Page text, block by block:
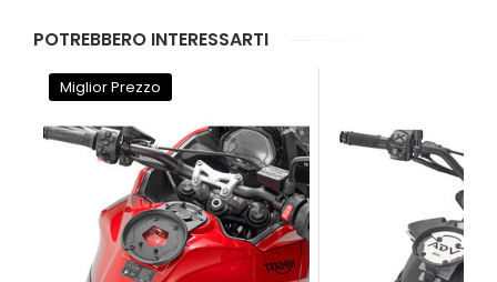
POTREBBERO INTERESSARTI
Miglior Prezzo